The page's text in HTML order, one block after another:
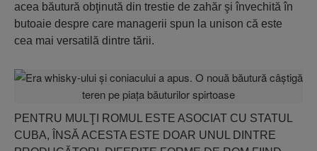
acea băutură obţinută din trestie de zahăr şi învechită în
butoaie despre care managerii spun la unison că este
cea mai versatilă dintre tării.
PENTRU MULŢI ROMUL ESTE ASOCIAT CU STATUL
CUBA, ÎNSĂ ACESTA ESTE DOAR UNUL DINTRE